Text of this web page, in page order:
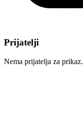
Prijatelji
Nema prijatelja za prikaz.